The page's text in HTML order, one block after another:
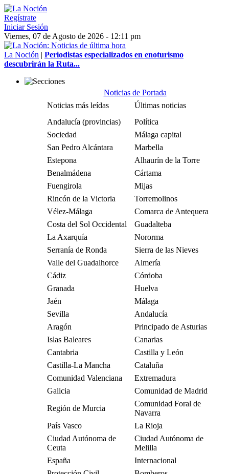
Regístrate
Iniciar Sesión
Viernes, 07 de Agosto de 2026 - 12:11 pm
La Noción | Periodistas especializados en enoturismo
descubrirán la Ruta...
Noticias de Portada
Noticias más leídas
Últimas noticias
Andalucía (provincias)
Política
Sociedad
Málaga capital
San Pedro Alcántara
Marbella
Estepona
Alhaurín de la Torre
Benalmádena
Cártama
Fuengirola
Mijas
Rincón de la Victoria
Torremolinos
Vélez-Málaga
Comarca de Antequera
Costa del Sol Occidental
Guadalteba
La Axarquía
Nororma
Serranía de Ronda
Sierra de las Nieves
Valle del Guadalhorce
Almería
Cádiz
Córdoba
Granada
Huelva
Jaén
Málaga
Sevilla
Andalucía
Aragón
Principado de Asturias
Islas Baleares
Canarias
Cantabria
Castilla y León
Castilla-La Mancha
Cataluña
Comunidad Valenciana
Extremadura
Galicia
Comunidad de Madrid
Región de Murcia
Comunidad Foral de
Navarra
País Vasco
La Rioja
Ciudad Autónoma de
Ceuta
Ciudad Autónoma de
Melilla
España
Internacional